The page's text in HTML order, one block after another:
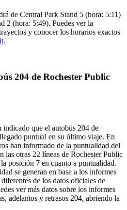
de Central Park Stand 5 (hora: 5:11)
2 (hora: 5:49). Puedes ver la
y conocer los horarios exactos
.
204 de Rochester Public
indicado que el autobús 204 de
puntual en su último viaje. En
han informado de la puntualidad del
las otras 22 líneas de Rochester Public
posición 7 en cuanto a puntualidad.
se generan en base a los informes
de los datos oficiales de
ver más datos sobre los informes
adelantos y retrasos 204, abriendo la